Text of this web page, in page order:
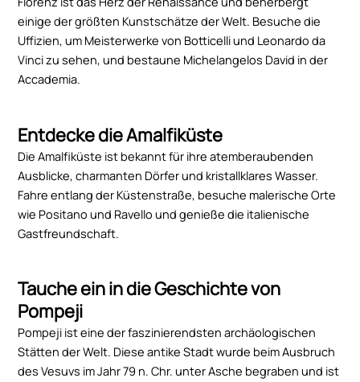
einige der größten Kunstschätze der Welt. Besuche die
Uffizien, um Meisterwerke von Botticelli und Leonardo da
Vinci zu sehen, und bestaune Michelangelos David in der
Accademia.
Entdecke die Amalfiküste
Die Amalfiküste ist bekannt für ihre atemberaubenden
Ausblicke, charmanten Dörfer und kristallklares Wasser.
Fahre entlang der Küstenstraße, besuche malerische Orte
wie Positano und Ravello und genieße die italienische
Gastfreundschaft.
Tauche ein in die Geschichte von
Pompeji
Pompeji ist eine der faszinierendsten archäologischen
Stätten der Welt. Diese antike Stadt wurde beim Ausbruch
des Vesuvs im Jahr 79 n. Chr. unter Asche begraben und ist